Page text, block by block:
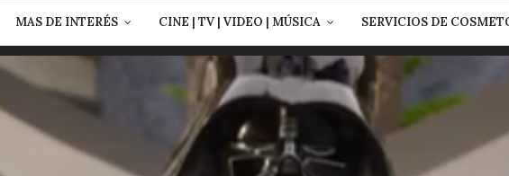
MAS DE INTERÉS CINE | TV | VIDEO | MÚSICA SERVICIOS DE